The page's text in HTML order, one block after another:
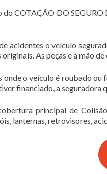
COTAÇÃO DO SEGURO
acidentes o veículo
originais. As peças e a mão
onde o veículo é roubado
financiado, a seguradora
principal de
lanternas, retrovisores,